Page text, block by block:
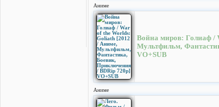
Аниме
Война миров: Голиаф /
Мультфильм,
VO+SUB
Аниме